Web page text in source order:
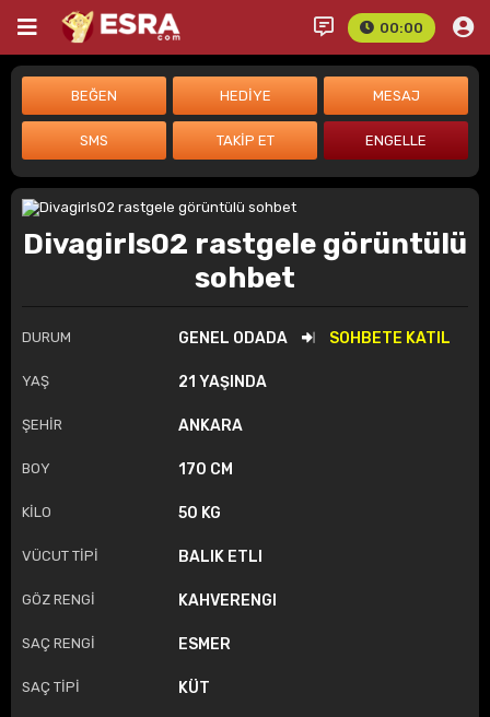
00:00
Divagirls02 rastgele görüntülü
sohbet
DURUM GENEL ODADA SOHBETE KATIL
YAŞ 21 YAŞINDA
ŞEHİR ANKARA
BOY 170 CM
KİLO 50 KG
VÜCUT TİPİ BALIK ETLI
GÖZ RENGİ KAHVERENGI
SAÇ RENGİ ESMER
SAÇ TİPİ KÜT